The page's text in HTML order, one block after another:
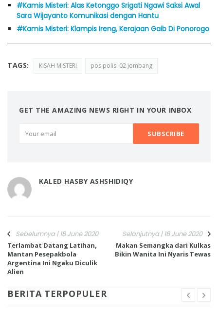
#Kamis Misteri: Alas Ketonggo Srigati Ngawi Saksi Awal
Sara Wijayanto Komunikasi dengan Hantu
#Kamis Misteri: Klampis Ireng, Kerajaan Gaib Di Ponorogo
TAGS: KISAH MISTERI pos polisi 02 jombang
GET THE AMAZING NEWS RIGHT IN YOUR INBOX
KALED HASBY ASHSHIDIQY
Sebelumnya | 18 June 2020
Terlambat Datang Latihan,
Mantan Pesepakbola
Argentina Ini Ngaku Diculik
Alien
Selanjutnya | 18 June 2020
Makan Semangka dari Kulkas
Bikin Wanita Ini Nyaris Tewas
BERITA TERPOPULER